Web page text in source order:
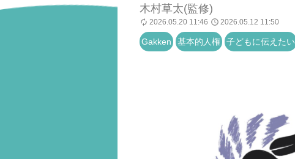
木村草太(監修)
2026.05.20 11:46 2026.05.12 11:50
Gakken 基本的人権 子どもに伝えたい